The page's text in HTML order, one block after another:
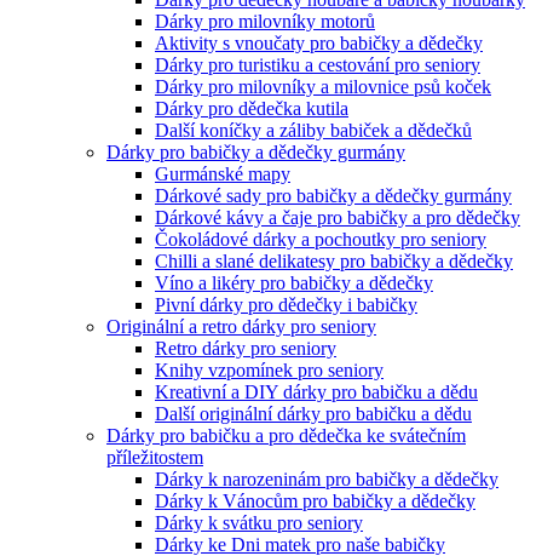
Dárky pro milovníky motorů
Aktivity s vnoučaty pro babičky a dědečky
Dárky pro turistiku a cestování pro seniory
Dárky pro milovníky a milovnice psů koček
Dárky pro dědečka kutila
Další koníčky a záliby babiček a dědečků
Dárky pro babičky a dědečky gurmány
Gurmánské mapy
Dárkové sady pro babičky a dědečky gurmány
Dárkové kávy a čaje pro babičky a pro dědečky
Čokoládové dárky a pochoutky pro seniory
Chilli a slané delikatesy pro babičky a dědečky
Víno a likéry pro babičky a dědečky
Pivní dárky pro dědečky i babičky
Originální a retro dárky pro seniory
Retro dárky pro seniory
Knihy vzpomínek pro seniory
Kreativní a DIY dárky pro babičku a dědu
Další originální dárky pro babičku a dědu
Dárky pro babičku a pro dědečka ke svátečním
příležitostem
Dárky k narozeninám pro babičky a dědečky
Dárky k Vánocům pro babičky a dědečky
Dárky k svátku pro seniory
Dárky ke Dni matek pro naše babičky